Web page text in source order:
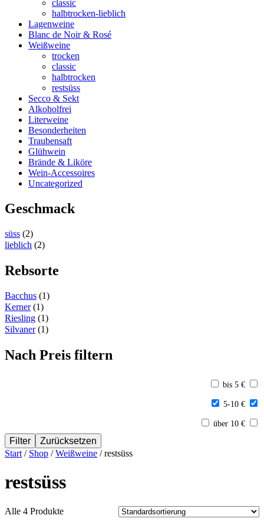
classic
halbtrocken-lieblich
Lagenweine
Blanc de Noir & Rosé
Weißweine
trocken
classic
halbtrocken
restsüss
Secco & Sekt
Alkoholfrei
Literweine
Besonderheiten
Traubensaft
Glühwein
Brände & Liköre
Wein-Accessoires
Uncategorized
Geschmack
süss (2)
lieblich (2)
Rebsorte
Bacchus (1)
Kerner (1)
Riesling (1)
Silvaner (1)
Nach Preis filtern
bis 5 €
5-10 €
über 10 €
Filter Zurücksetzen
Start / Shop /Weißweine / restsüss
restsüss
Alle 4 Produkte